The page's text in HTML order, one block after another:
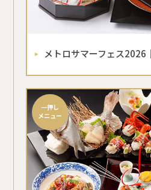
メトロサマーフェス2026
一押し
メニュー